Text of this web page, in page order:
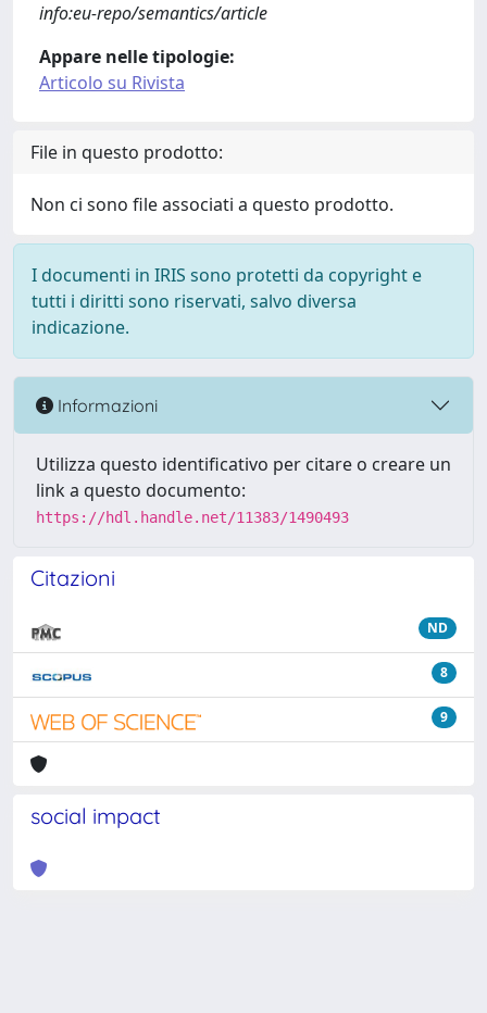
info:eu-repo/semantics/article
Appare nelle tipologie:
Articolo su Rivista
File in questo prodotto:
Non ci sono file associati a questo prodotto.
I documenti in IRIS sono protetti da copyright e
tutti i diritti sono riservati, salvo diversa
indicazione.
Informazioni
Utilizza questo identificativo per citare o creare un
link a questo documento:
https://hdl.handle.net/11383/1490493
Citazioni
ND
8
9
social impact